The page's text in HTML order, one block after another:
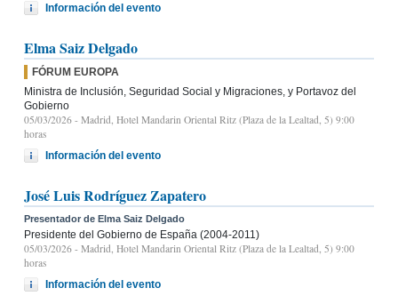
Información del evento
Elma Saiz Delgado
FÓRUM EUROPA
Ministra de Inclusión, Seguridad Social y Migraciones, y Portavoz del
Gobierno
05/03/2026 - Madrid, Hotel Mandarin Oriental Ritz (Plaza de la Lealtad, 5) 9:00
horas
Información del evento
José Luis Rodríguez Zapatero
Presentador de Elma Saiz Delgado
Presidente del Gobierno de España (2004-2011)
05/03/2026 - Madrid, Hotel Mandarin Oriental Ritz (Plaza de la Lealtad, 5) 9:00
horas
Información del evento